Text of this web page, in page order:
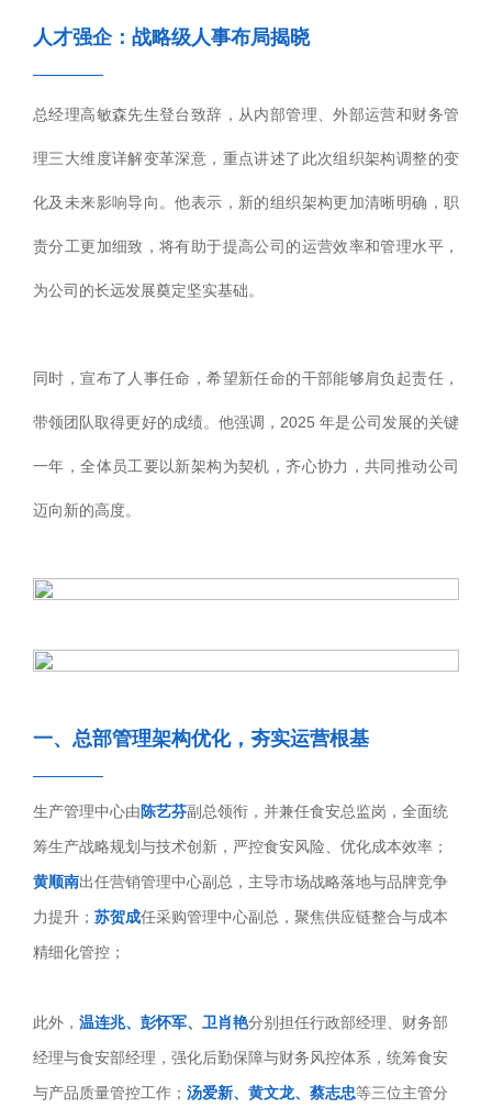
人才强企：战略级人事布局揭晓
————
总经理高敏森先生登台致辞，从内部管理、外部运营和财务管
理三大维度详解变革深意，重点讲述了此次组织架构调整的变
化及未来影响导向。他表示，新的组织架构更加清晰明确，职
责分工更加细致，将有助于提高公司的运营效率和管理水平，
为公司的长远发展奠定坚实基础。
同时，宣布了人事任命，希望新任命的干部能够肩负起责任，
带领团队取得更好的成绩。他强调，2025 年是公司发展的关键
一年，全体员工要以新架构为契机，齐心协力，共同推动公司
迈向新的高度。
一、总部管理架构优化，夯实运营根基
————
生产管理中心由陈艺芬副总领衔，并兼任食安总监岗，全面统
筹生产战略规划与技术创新，严控食安风险、优化成本效率；
黄顺南出任营销管理中心副总，主导市场战略落地与品牌竞争
力提升； 苏贺成任采购管理中心副总，聚焦供应链整合与成本
精细化管控；
此外， 温连兆、彭怀军、卫肖艳分别担任行政部经理、财务部
经理与食安部经理，强化后勤保障与财务风控体系，统筹食安
与产品质量管控工作； 汤爱新、黄文龙、蔡志忠等三位主管分